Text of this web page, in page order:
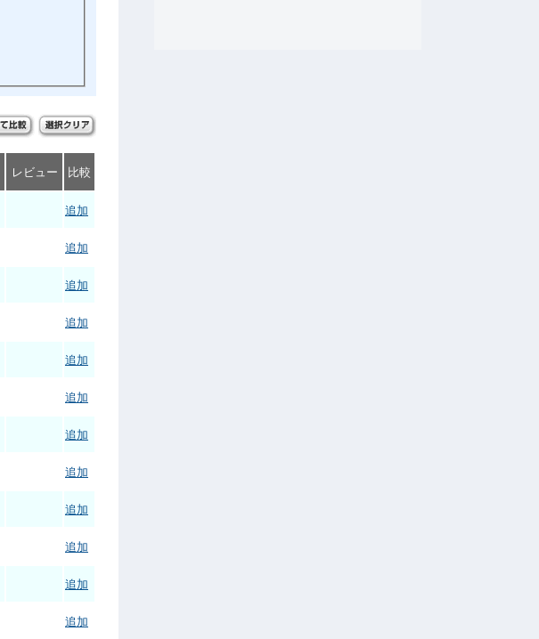
レビュー 比較
追加
追加
追加
追加
追加
追加
追加
追加
追加
追加
追加
追加